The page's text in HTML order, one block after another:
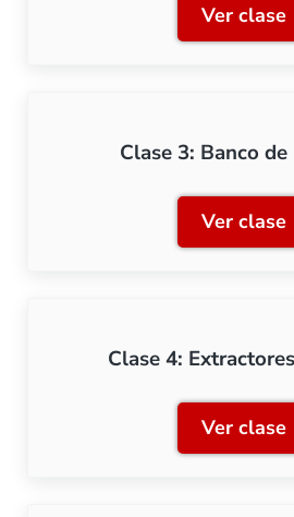
Ver clase
Clase 3: Banco
Ver clase
Clase 4:
Ver clase